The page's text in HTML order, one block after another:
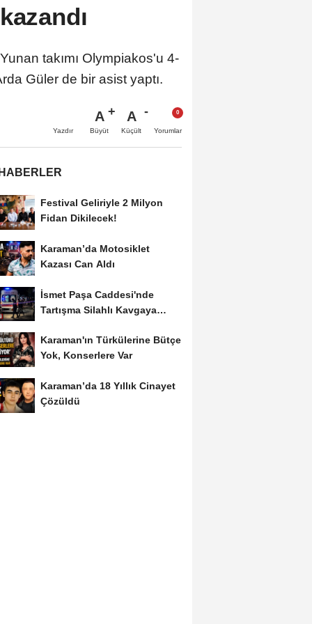
takımı Olympiakos'u 4-
Güler de bir asist yaptı.
Yazdır
A
Büyüt
A
Küçült Yorumlar
Festival Geliriyle 2 Milyon
Fidan Dikilecek!
Karaman’da Motosiklet
Kazası Can Aldı
İsmet Paşa Caddesi'nde
Tartışma Silahlı Kavgaya
Karaman'ın Türkülerine Bütçe
Yok, Konserlere Var
Karaman’da 18 Yıllık Cinayet
Çözüldü